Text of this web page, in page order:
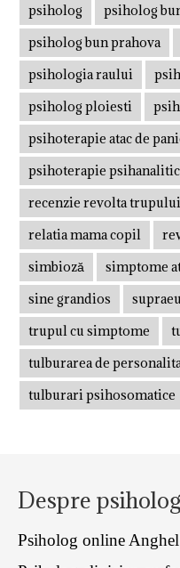
psiholog
psiholog
psiholog bun prahova
psihologia raului
psiholog ploiesti
psihoterapie atac de
psihoterapie
recenzie revolta trupului
relatia mama copil
simbioză
simptome
sine grandios
trupul cu simptome
tulburarea de
tulburari psihosomatice
Despre psiholog
Psiholog online